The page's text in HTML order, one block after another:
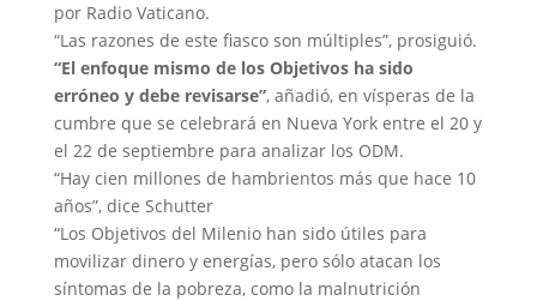
por Radio Vaticano.
“Las razones de este fiasco son múltiples”, prosiguió.
“El enfoque mismo de los Objetivos ha sido
erróneo y debe revisarse”, añadió, en vísperas de la
cumbre que se celebrará en Nueva York entre el 20 y
el 22 de septiembre para analizar los ODM.
“Hay cien millones de hambrientos más que hace 10
años”, dice Schutter
“Los Objetivos del Milenio han sido útiles para
movilizar dinero y energías, pero sólo atacan los
síntomas de la pobreza, como la malnutrición